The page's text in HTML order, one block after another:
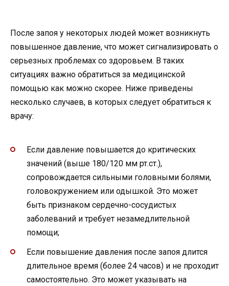
После запоя у некоторых людей может возникнуть
повышенное давление, что может сигнализировать о
серьезных проблемах со здоровьем. В таких
ситуациях важно обратиться за медицинской
помощью как можно скорее. Ниже приведены
несколько случаев, в которых следует обратиться к
врачу:
Если давление повышается до критических
значений (выше 180/120 мм рт.ст.),
сопровождается сильными головными болями,
головокружением или одышкой. Это может
быть признаком сердечно-сосудистых
заболеваний и требует незамедлительной
помощи;
Если повышение давления после запоя длится
длительное время (более 24 часов) и не проходит
самостоятельно. Это может указывать на